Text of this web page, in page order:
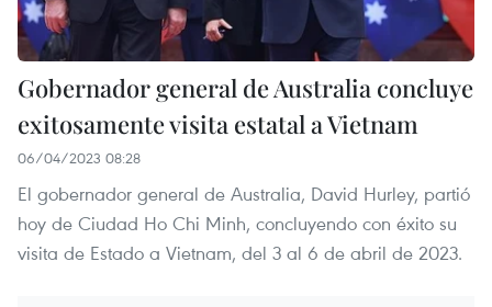
Gobernador general de Australia concluye
exitosamente visita estatal a Vietnam
06/04/2023 08:28
El gobernador general de Australia, David Hurley, partió
hoy de Ciudad Ho Chi Minh, concluyendo con éxito su
visita de Estado a Vietnam, del 3 al 6 de abril de 2023.